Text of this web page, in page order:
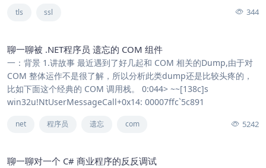
tls ssl 344
聊一聊被 .NET程序员 遗忘的 COM 组件
一：背景 1.讲故事 最近遇到了好几起和 COM 相关的Dump,由于对
COM 整体运作不是很了解，所以分析此类dump还是比较头疼的，
比如下面这个经典的 COM 调用栈。 0:044> ~~[138c]s
win32u!NtUserMessageCall+0x14: 00007ffc`5c891
net 程序员 遗忘 com 5242
聊一聊对一个 C# 商业程序的反反调试